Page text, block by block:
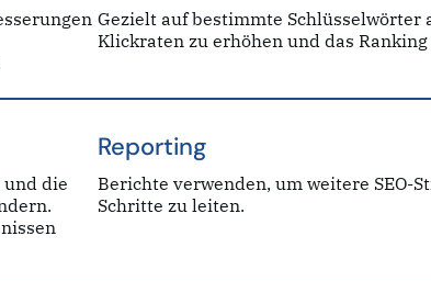
Gezielt auf bestimmte Schlüsselwörter
Klickraten zu erhöhen und das
und die
Reporting
Berichte verwenden, um weitere SEO-
Schritte zu leiten.